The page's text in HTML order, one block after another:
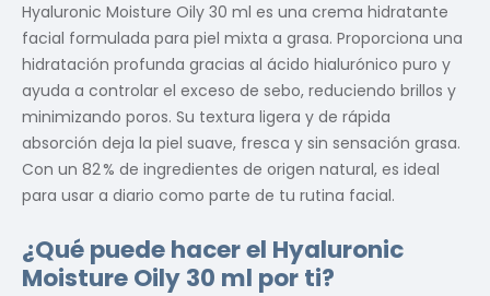
Hyaluronic Moisture Oily 30 ml es una crema hidratante
facial formulada para piel mixta a grasa. Proporciona una
hidratación profunda gracias al ácido hialurónico puro y
ayuda a controlar el exceso de sebo, reduciendo brillos y
minimizando poros. Su textura ligera y de rápida
absorción deja la piel suave, fresca y sin sensación grasa.
Con un 82 % de ingredientes de origen natural, es ideal
para usar a diario como parte de tu rutina facial.
¿Qué puede hacer el Hyaluronic
Moisture Oily 30 ml por ti?